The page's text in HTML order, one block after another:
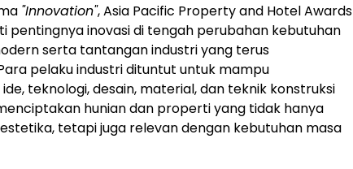
"Innovation", Asia Pacific Property and Hotel Awards
pentingnya inovasi di tengah perubahan kebutuhan
serta tantangan industri yang terus
pelaku industri dituntut untuk mampu
teknologi, desain, material, dan teknik konstruksi
hunian dan properti yang tidak hanya
tetapi juga relevan dengan kebutuhan masa